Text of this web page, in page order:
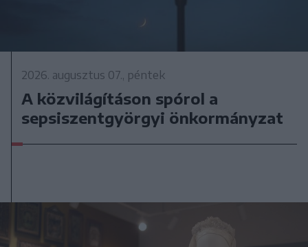
2026. augusztus 07., péntek
A közvilágításon spórol a
sepsiszentgyörgyi önkormányzat